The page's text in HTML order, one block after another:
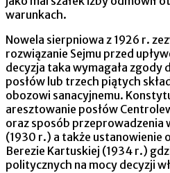
warunkach.
Nowela sierpniowa z 1926 r.
rozwiązanie Sejmu przed
decyzja taka wymagała zgody
posłów lub trzech piątych
obozowi sanacyjnemu.
aresztowanie posłów
oraz sposób przeprowadzenia
(1930 r.) a także ustanowienie
Berezie Kartuskiej (1934 r.)
politycznych na mocy decyzji